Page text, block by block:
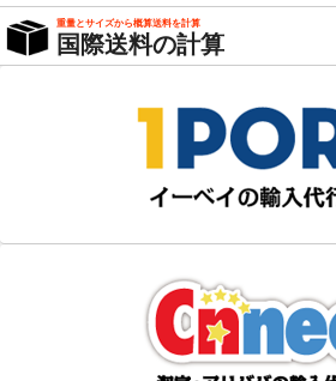
重量とサイズから概算送料を計算
国際送料の計算